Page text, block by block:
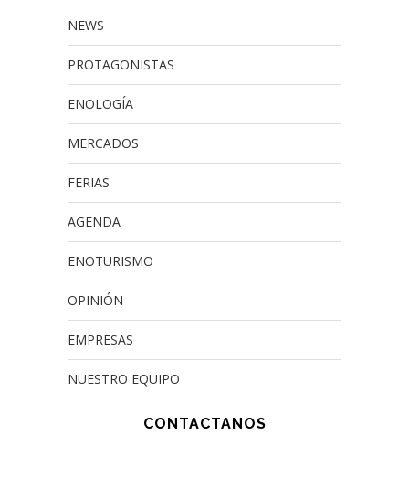
NEWS
PROTAGONISTAS
ENOLOGÍA
MERCADOS
FERIAS
AGENDA
ENOTURISMO
OPINIÓN
EMPRESAS
NUESTRO EQUIPO
CONTACTANOS